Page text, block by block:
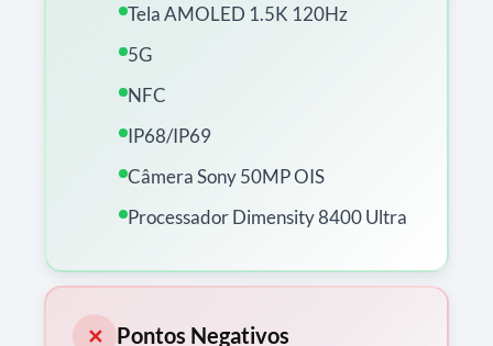
Tela AMOLED 1.5K 120Hz
5G
NFC
IP68/IP69
Câmera Sony 50MP OIS
Processador Dimensity 8400 Ultra
✕ Pontos Negativos